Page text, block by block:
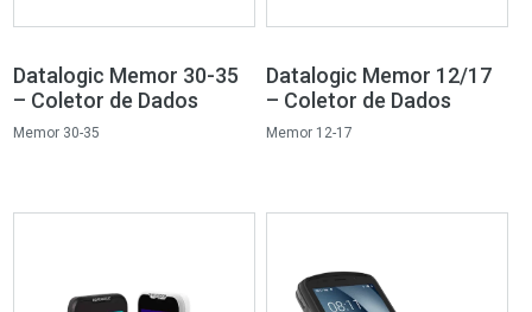
Datalogic Memor 30-35
– Coletor de Dados
Memor 30-35
Datalogic Memor 12/17
– Coletor de Dados
Memor 12-17